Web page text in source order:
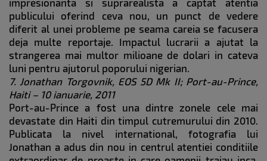
impresionanta si suprarealista a captat atentia
publicului oferind ceva nou, un punct de vedere
diferit al unei probleme pe seama careia se facusera
deja multe reportaje. Impactul lucrarii a ajutat la
strangerea mai multor milioane de dolari in cateva
luni pentru ajutorul poporului nigerian.
7. Jonathan Torgovnik, EOS 5D Mk II; Port-au-Prince,
Haiti – 10 ianuarie, 2011
Port-au-Prince a fost una dintre zonele cele mai
devastate din Haiti din timpul cutremurului din 2010.
Publicata la nivel international, fotografia lui
Jonathan a adus din nou in centrul atentiei conditiile